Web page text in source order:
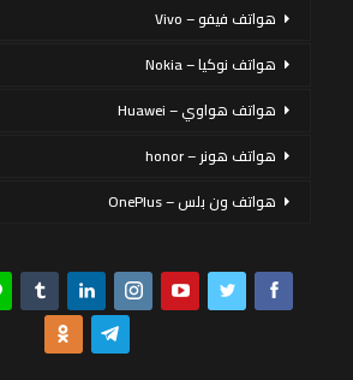
هواتف فيفو – Vivo
هواتف نوكيا – Nokia
هواتف هواوي – Huawei
هواتف هونر – honor
هواتف ون بلس – OnePlus